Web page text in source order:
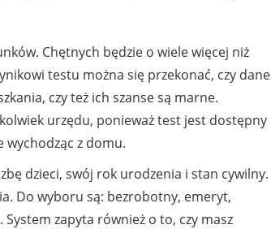
Chętnych będzie o wiele więcej niż
testu można się przekonać, czy dane
czy też ich szanse są marne.
urzędu, ponieważ test jest dostępny
wychodząc z domu.
dzieci, swój rok urodzenia i stan cywilny.
Do wyboru są: bezrobotny, emeryt,
System zapyta również o to, czy masz